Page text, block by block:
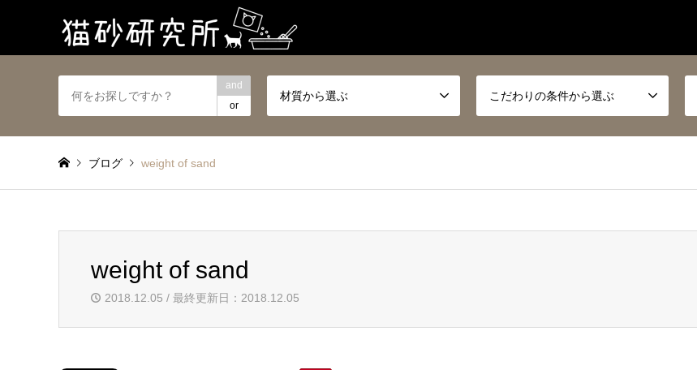
and
or
材質から選ぶ こだわりの条件から選ぶ
ブログ weight of sand
weight of sand
2018.12.05 / 最終更新日：2018.12.05